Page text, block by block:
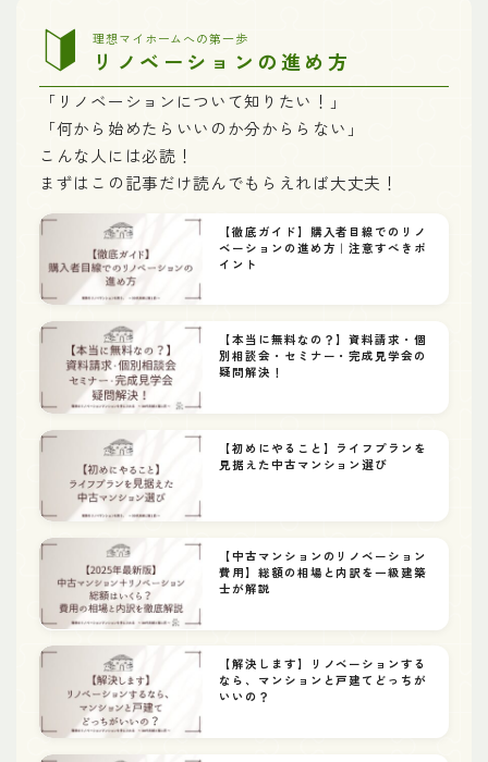
理想マイホームへの第一歩
リノベーションの進め方
「リノベーションについて知りたい！」
「何から始めたらいいのか分かららない」
こんな人には必読！
まずはこの記事だけ読んでもらえれば大丈夫！
【徹底ガイド】購入者目線でのリノ
ベーションの進め方｜注意すべきポ
イント
【本当に無料なの？】資料請求・個
別相談会・セミナー・完成見学会の
疑問解決！
【初めにやること】ライフプランを
見据えた中古マンション選び
【中古マンションのリノベーション
費用】総額の相場と内訳を一級建築
士が解説
【解決します】リノベーションする
なら、マンションと戸建てどっちが
いいの？